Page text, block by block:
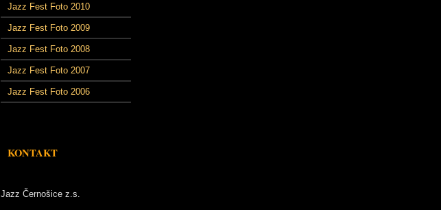
Jazz Fest Foto 2010
Jazz Fest Foto 2009
Jazz Fest Foto 2008
Jazz Fest Foto 2007
Jazz Fest Foto 2006
KONTAKT
Jazz Černošice z.s.